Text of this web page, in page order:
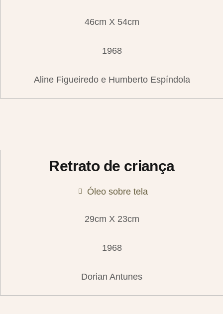
46cm X 54cm
1968
Aline Figueiredo e Humberto Espíndola
Retrato de criança
Óleo sobre tela
29cm X 23cm
1968
Dorian Antunes